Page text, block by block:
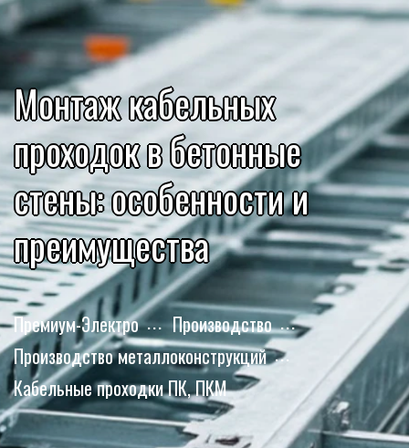
Монтаж кабельных
проходок в бетонные
стены: особенности и
преимущества
Премиум-Электро
Производство
Производство металлоконструкций
Кабельные проходки ПК, ПКМ